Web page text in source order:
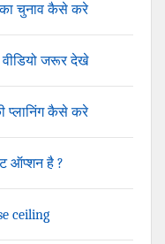
चुनाव कैसे करे
जरूर देखे
प्लानिंग कैसे करे
ऑप्शन है ?
ceiling